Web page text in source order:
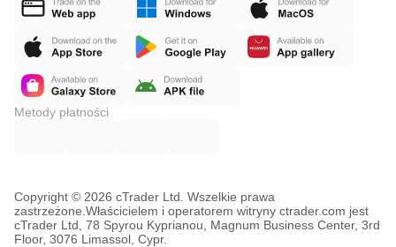
Metody płatności
Copyright © 2026 cTrader Ltd. Wszelkie prawa
zastrzeżone. Właścicielem i operatorem witryny ctrader.com jest
cTrader Ltd, 78 Spyrou Kyprianou, Magnum Business Center, 3rd
Floor, 3076 Limassol, Cypr.